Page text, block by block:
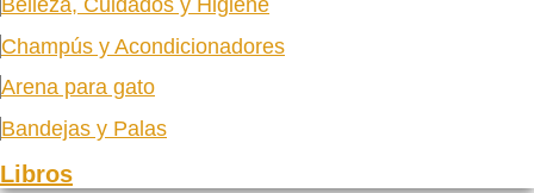
Champús y Acondicionadores
Arena para gato
Bandejas y Palas
Libros